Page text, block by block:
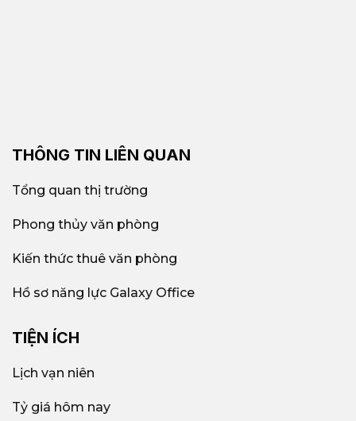
THÔNG TIN LIÊN QUAN
Tổng quan thị trường
Phong thủy văn phòng
Kiến thức thuê văn phòng
Hồ sơ năng lực Galaxy Office
TIỆN ÍCH
Lịch vạn niên
Tỷ giá hôm nay